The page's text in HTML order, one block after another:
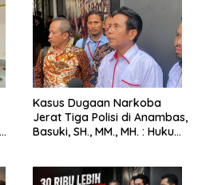
Kasus Dugaan Narkoba
Jerat Tiga Polisi di Anambas,
Basuki, SH., MM., MH. : Hukum